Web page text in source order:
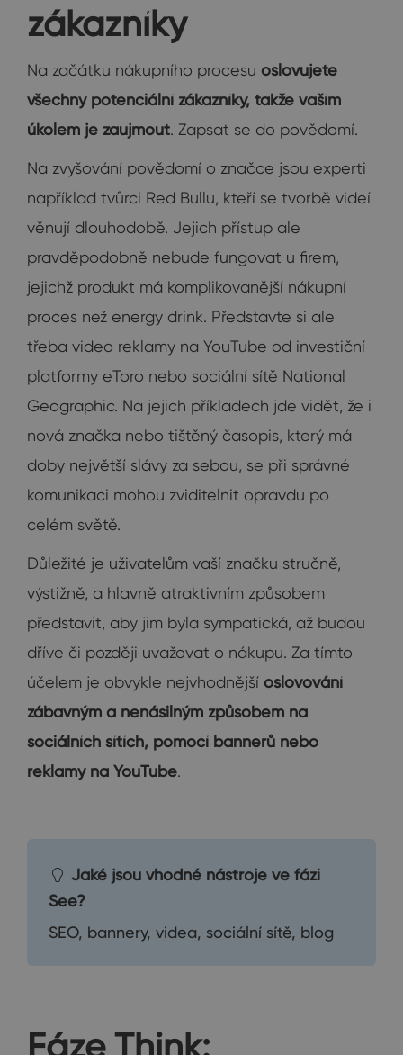
zákazníky
Na začátku nákupního procesu oslovujete
všechny potenciální zákazníky, takže vaším
úkolem je zaujmout. Zapsat se do povědomí.
Na zvyšování povědomí o značce jsou experti
například tvůrci Red Bullu, kteří se tvorbě videí
věnují dlouhodobě. Jejich přístup ale
pravděpodobně nebude fungovat u firem,
jejichž produkt má komplikovanější nákupní
proces než energy drink. Představte si ale
třeba video reklamy na YouTube od investiční
platformy eToro nebo sociální sítě National
Geographic. Na jejich příkladech jde vidět, že i
nová značka nebo tištěný časopis, který má
doby největší slávy za sebou, se při správné
komunikaci mohou zviditelnit opravdu po
celém světě.
Důležité je uživatelům vaší značku stručně,
výstižně, a hlavně atraktivním způsobem
představit, aby jim byla sympatická, až budou
dříve či později uvažovat o nákupu. Za tímto
účelem je obvykle nejvhodnější oslovování
zábavným a nenásilným způsobem na
sociálních sítích, pomocí bannerů nebo
reklamy na YouTube.
Jaké jsou vhodné nástroje ve fázi
See?
SEO, bannery, videa, sociální sítě, blog
Fáze Think: